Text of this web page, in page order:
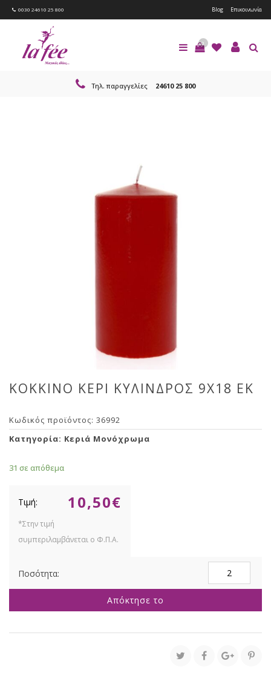
0030 24610 25 800 Blog Επικοινωνία
0
Τηλ. παραγγελίες 24610 25 800
ΚΟΚΚΙΝΟ ΚΕΡΙ ΚΥΛΙΝΔΡΟΣ 9Χ18 ΕΚ
Κωδικός προϊόντος: 36992
Κατηγορία: Κεριά Μονόχρωμα
31 σε απόθεμα
10,50€
ΚΥΛΙΝΔΡΟΣ
ΕΚ
Απόκτησε το